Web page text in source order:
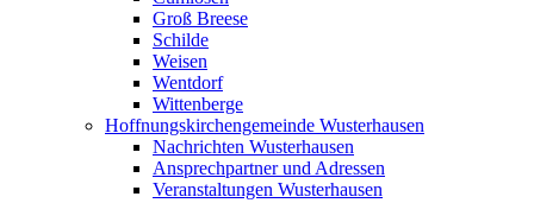
Groß Breese
Schilde
Weisen
Wentdorf
Wittenberge
Hoffnungskirchengemeinde Wusterhausen
Nachrichten Wusterhausen
Ansprechpartner und Adressen
Veranstaltungen Wusterhausen